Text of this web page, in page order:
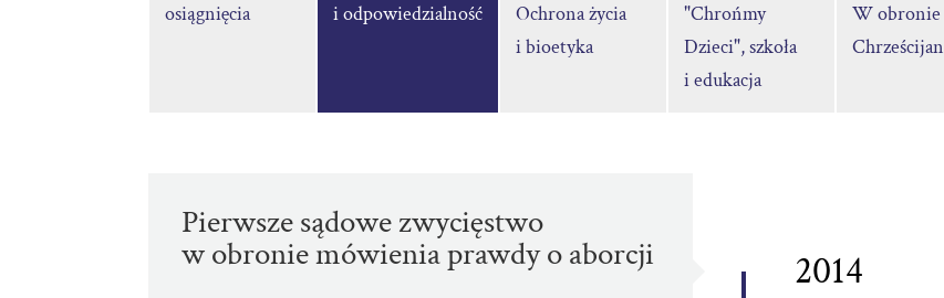
osiągnięcia
i odpowiedzialność
Ochrona życia
i bioetyka
"Chrońmy
Dzieci", szkoła
i edukacja
W obronie
Chrześcijan
2014
Pierwsze sądowe zwycięstwo
w obronie mówienia prawdy o aborcji